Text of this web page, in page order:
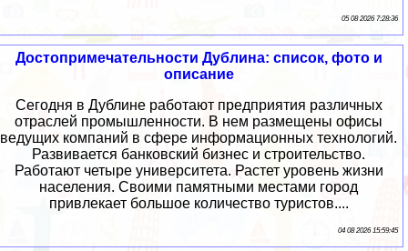
05 08 2026 7:28:36
Достопримечательности Дублина: список, фото и
описание
Сегодня в Дублине работают предприятия различных
отраслей промышленности. В нем размещены офисы
ведущих компаний в сфере информационных технологий.
Развивается банковский бизнес и строительство.
Работают четыре университета. Растет уровень жизни
населения. Своими памятными местами город
привлекает большое количество туристов....
04 08 2026 15:59:45